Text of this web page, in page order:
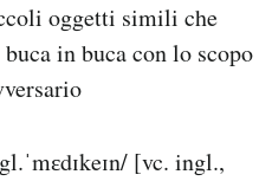
oggetti simili che
in buca con lo scopo
[vc. ingl.,